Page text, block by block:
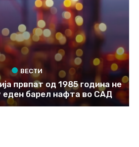
ВЕСТИ
првпат од 1985 година не
еден барел нафта во САД